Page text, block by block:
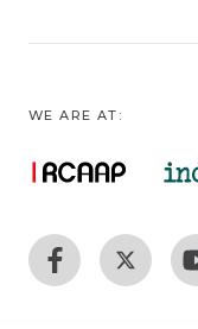
WE ARE AT: